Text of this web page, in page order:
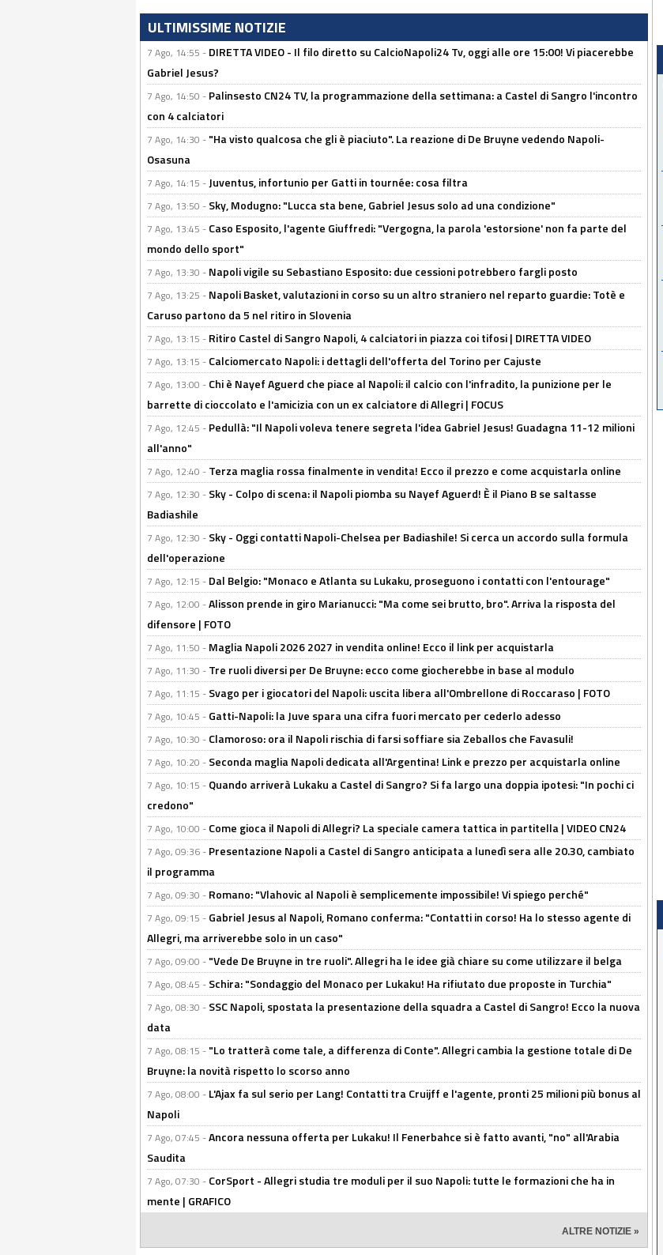
ULTIMISSIME NOTIZIE
7 Ago, 14:55 - DIRETTA VIDEO - Il filo diretto su CalcioNapoli24 Tv, oggi alle ore 15:00! Vi piacerebbe
Gabriel Jesus?
7 Ago, 14:50 - Palinsesto CN24 TV, la programmazione della settimana: a Castel di Sangro l'incontro
con 4 calciatori
7 Ago, 14:30 - "Ha visto qualcosa che gli è piaciuto". La reazione di De Bruyne vedendo Napoli-
Osasuna
7 Ago, 14:15 - Juventus, infortunio per Gatti in tournée: cosa filtra
7 Ago, 13:50 - Sky, Modugno: "Lucca sta bene, Gabriel Jesus solo ad una condizione"
7 Ago, 13:45 - Caso Esposito, l'agente Giuffredi: "Vergogna, la parola 'estorsione' non fa parte del
mondo dello sport"
7 Ago, 13:30 - Napoli vigile su Sebastiano Esposito: due cessioni potrebbero fargli posto
7 Ago, 13:25 - Napoli Basket, valutazioni in corso su un altro straniero nel reparto guardie: Totè e
Caruso partono da 5 nel ritiro in Slovenia
7 Ago, 13:15 - Ritiro Castel di Sangro Napoli, 4 calciatori in piazza coi tifosi | DIRETTA VIDEO
7 Ago, 13:15 - Calciomercato Napoli: i dettagli dell'offerta del Torino per Cajuste
7 Ago, 13:00 - Chi è Nayef Aguerd che piace al Napoli: il calcio con l'infradito, la punizione per le
barrette di cioccolato e l'amicizia con un ex calciatore di Allegri | FOCUS
7 Ago, 12:45 - Pedullà: "Il Napoli voleva tenere segreta l'idea Gabriel Jesus! Guadagna 11-12 milioni
all'anno"
7 Ago, 12:40 - Terza maglia rossa finalmente in vendita! Ecco il prezzo e come acquistarla online
7 Ago, 12:30 - Sky - Colpo di scena: il Napoli piomba su Nayef Aguerd! È il Piano B se saltasse
Badiashile
7 Ago, 12:30 - Sky - Oggi contatti Napoli-Chelsea per Badiashile! Si cerca un accordo sulla formula
dell'operazione
7 Ago, 12:15 - Dal Belgio: "Monaco e Atlanta su Lukaku, proseguono i contatti con l'entourage"
7 Ago, 12:00 -Alisson prende in giro Marianucci: "Ma come sei brutto, bro". Arriva la risposta del
difensore | FOTO
7 Ago, 11:50 - Maglia Napoli 2026 2027 in vendita online! Ecco il link per acquistarla
7 Ago, 11:30 - Tre ruoli diversi per De Bruyne: ecco come giocherebbe in base al modulo
7 Ago, 11:15 - Svago per i giocatori del Napoli: uscita libera all'Ombrellone di Roccaraso | FOTO
7 Ago, 10:45 - Gatti-Napoli: la Juve spara una cifra fuori mercato per cederlo adesso
7 Ago, 10:30 - Clamoroso: ora il Napoli rischia di farsi soffiare sia Zeballos che Favasuli!
7 Ago, 10:20 - Seconda maglia Napoli dedicata all'Argentina! Link e prezzo per acquistarla online
7 Ago, 10:15 - Quando arriverà Lukaku a Castel di Sangro? Si fa largo una doppia ipotesi: "In pochi ci
credono"
7 Ago, 10:00 - Come gioca il Napoli di Allegri? La speciale camera tattica in partitella | VIDEO CN24
7 Ago, 09:36 - Presentazione Napoli a Castel di Sangro anticipata a lunedì sera alle 20.30, cambiato
il programma
7 Ago, 09:30 - Romano: "Vlahovic al Napoli è semplicemente impossibile! Vi spiego perché"
7 Ago, 09:15 - Gabriel Jesus al Napoli, Romano conferma: "Contatti in corso! Ha lo stesso agente di
Allegri, ma arriverebbe solo in un caso"
7 Ago, 09:00 - "Vede De Bruyne in tre ruoli". Allegri ha le idee già chiare su come utilizzare il belga
7 Ago, 08:45 - Schira: "Sondaggio del Monaco per Lukaku! Ha rifiutato due proposte in Turchia"
7 Ago, 08:30 - SSC Napoli, spostata la presentazione della squadra a Castel di Sangro! Ecco la nuova
data
7 Ago, 08:15 - "Lo tratterà come tale, a differenza di Conte". Allegri cambia la gestione totale di De
Bruyne: la novità rispetto lo scorso anno
7 Ago, 08:00 - L'Ajax fa sul serio per Lang! Contatti tra Cruijff e l'agente, pronti 25 milioni più bonus al
Napoli
7 Ago, 07:45 -Ancora nessuna offerta per Lukaku! Il Fenerbahce si è fatto avanti, "no" all'Arabia
Saudita
7 Ago, 07:30 - CorSport - Allegri studia tre moduli per il suo Napoli: tutte le formazioni che ha in
mente | GRAFICO
ALTRE NOTIZIE »